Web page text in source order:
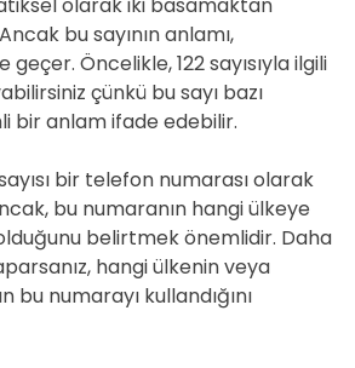
bu sayının anlamı,
Öncelikle, 122 sayısıyla ilgili
çünkü bu sayı bazı
bir anlam ifade edebilir.
bir telefon numarası olarak
bu numaranın hangi ülkeye
belirtmek önemlidir. Daha
hangi ülkenin veya
bu numarayı kullandığını